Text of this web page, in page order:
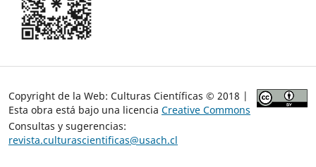
Copyright de la Web: Culturas Científicas © 2018 |
Esta obra está bajo una licencia Creative Commons
Consultas y sugerencias:
revista.culturascientificas@usach.cl